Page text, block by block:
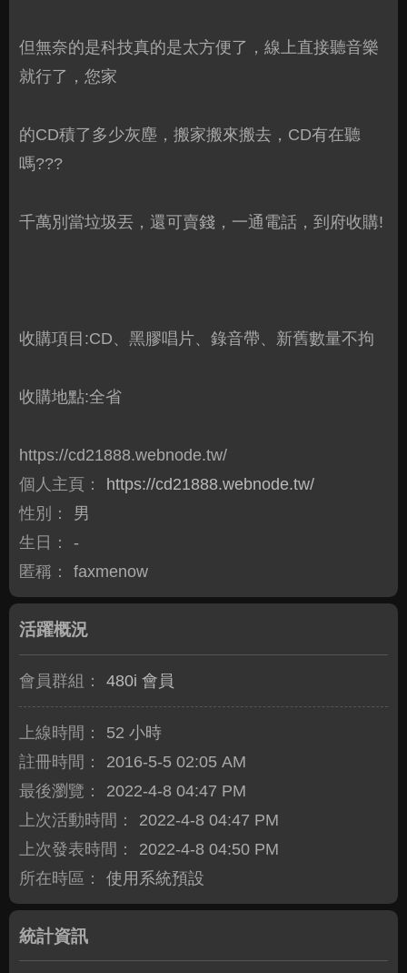
但無奈的是科技真的是太方便了，線上直接聽音樂
就行了，您家
的CD積了多少灰塵，搬家搬來搬去，CD有在聽
嗎???
千萬別當垃圾丟，還可賣錢，一通電話，到府收購!
收購項目:CD、黑膠唱片、錄音帶、新舊數量不拘
收購地點:全省
https://cd21888.webnode.tw/
個人主頁：
https://cd21888.webnode.tw/
性別：
男
生日：
-
匿稱：
faxmenow
活躍概況
會員群組： 480i 會員
上線時間：
52 小時
註冊時間：
2016-5-5 02:05 AM
最後瀏覽：
2022-4-8 04:47 PM
上次活動時間：
2022-4-8 04:47 PM
上次發表時間：
2022-4-8 04:50 PM
所在時區：
使用系統預設
統計資訊